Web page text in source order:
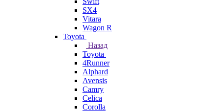
SX4
Vitara
Wagon R
Toyota
Назад
Toyota
4Runner
Alphard
Avensis
Camry
Celica
Corolla